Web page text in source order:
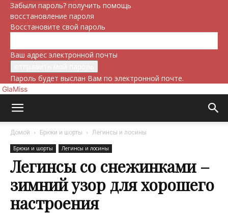
Забыли пароль? получить помощь
восстановление пароля
Восстановите свой пароль
Ваш адрес электронной почты
Пароль будет выслан Вам по электронной почте.
GlaMiss
Домой Брюки и шорты Легинсы и лосины
Брюки и шорты Легинсы и лосины
Легинсы со снежинками –
зимний узор для хорошего
настроения